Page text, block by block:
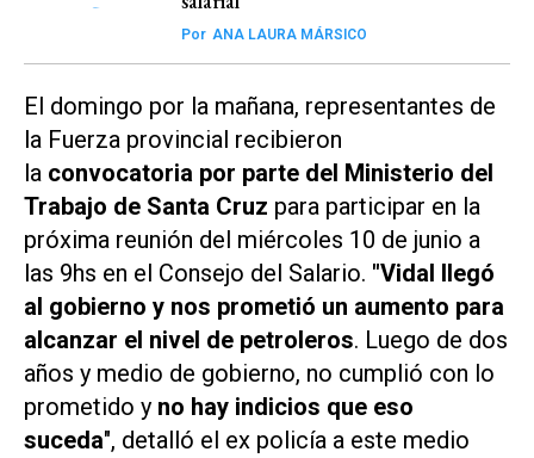
Por ANA LAURA MÁRSICO
El domingo por la mañana, representantes de
la Fuerza provincial recibieron
la convocatoria por parte del Ministerio del
Trabajo de Santa Cruz para participar en la
próxima reunión del miércoles 10 de junio a
las 9hs en el Consejo del Salario. "Vidal llegó
al gobierno y nos prometió un aumento para
alcanzar el nivel de petroleros. Luego de dos
años y medio de gobierno, no cumplió con lo
prometido y no hay indicios que eso
suceda", detalló el ex policía a este medio